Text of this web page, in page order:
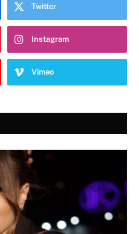
Twitter
Instagram
Vimeo